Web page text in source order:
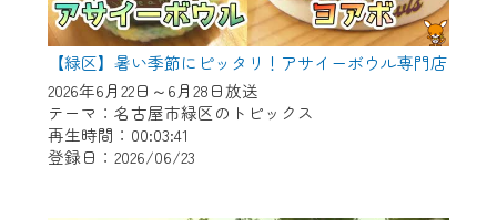
【緑区】暑い季節にピッタリ！アサイーボウル専門店
2026年6月22日～6月28日放送
テーマ：名古屋市緑区のトピックス
再生時間：00:03:41
登録日：2026/06/23